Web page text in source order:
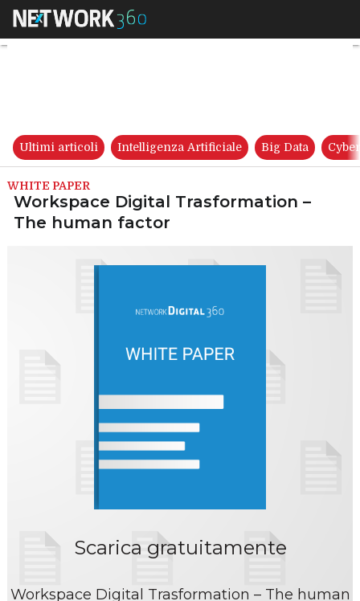
Workspace Digital
Ultimi articoli Intelligenza Artificiale Big Data
WHITE PAPER
Workspace Digital Trasformation –
The human factor
Scarica gratuitamente
Workspace Digital Trasformation – The human